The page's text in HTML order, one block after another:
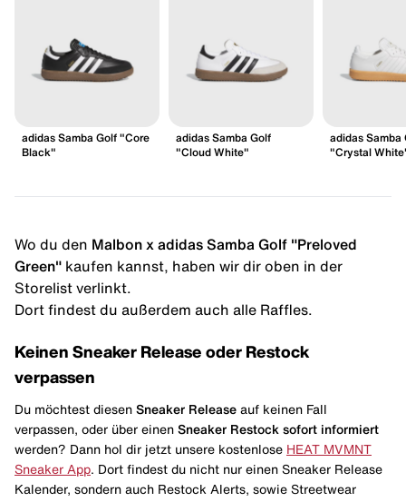
adidas Samba Golf "Core
Black"
adidas Samba Golf
"Cloud White"
adidas Samba
"Crystal
Wo du den Malbon x adidas Samba Golf "Preloved
Green" kaufen kannst, haben wir dir oben in der
Storelist verlinkt.
Dort findest du außerdem auch alle Raffles.
Keinen Sneaker Release oder Restock
verpassen
Du möchtest diesen Sneaker Release auf keinen Fall
verpassen, oder über einen Sneaker Restock sofort informiert
werden? Dann hol dir jetzt unsere kostenlose HEAT MVMNT
Sneaker App . Dort findest du nicht nur einen Sneaker Release
Kalender, sondern auch Restock Alerts, sowie Streetwear